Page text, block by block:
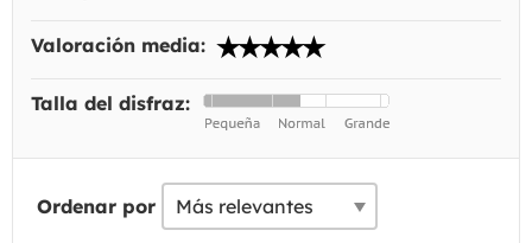
Valoración media:
Talla del disfraz:
Ordenar por